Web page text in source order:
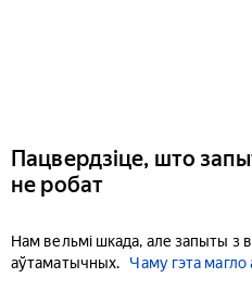
Пацвердзіце, што
не робат
Нам вельмі шкада, але запыты з
аўтаматычных.
Чаму гэта магло